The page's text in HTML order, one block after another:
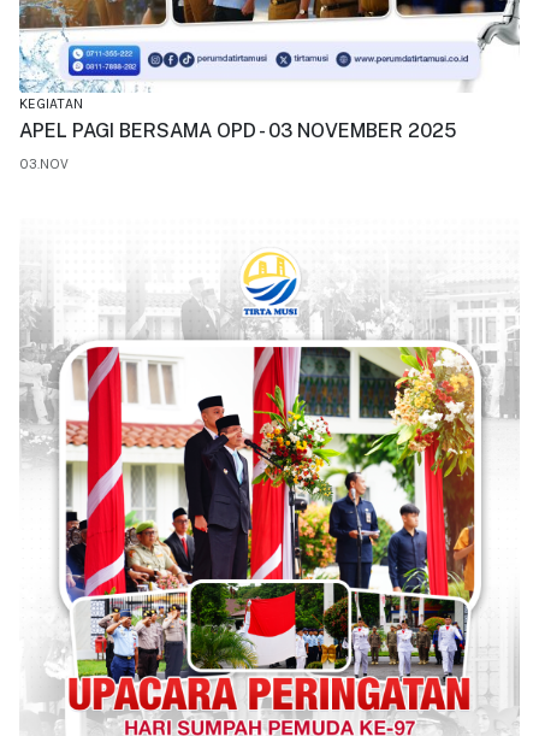
KEGIATAN
APEL PAGI BERSAMA OPD - 03 NOVEMBER 2025
03.NOV